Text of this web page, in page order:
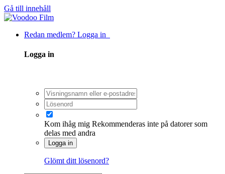
Gå till innehåll
Redan medlem? Logga in
Logga in
Kom ihåg mig Rekommenderas inte på datorer som
delas med andra
Logga in
Glömt ditt lösenord?